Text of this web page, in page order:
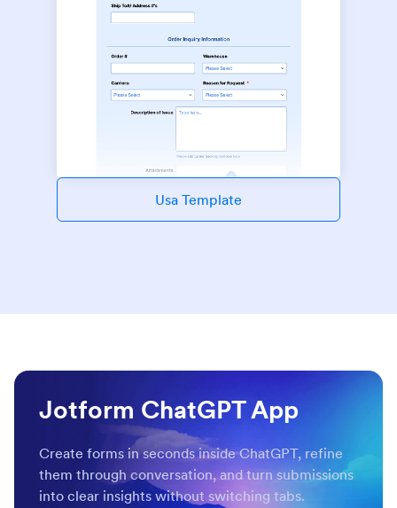
Usa Template
Jotform ChatGPT App
Create forms in seconds inside ChatGPT, refine
them through conversation, and turn submissions
into clear insights without switching tabs.